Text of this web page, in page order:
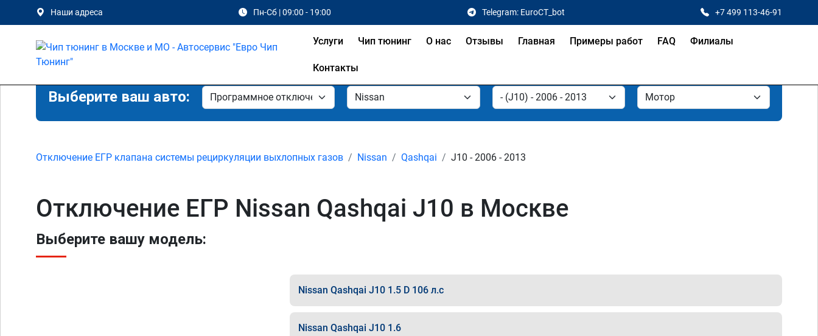
Наши адреса Пн-Сб | 09:00 - 19:00 Telegram: EuroCT_bot +7 499 113-46-91
Услуги Чип тюнинг О нас Отзывы Главная Примеры работ FAQ Филиалы
Контакты
Выберите ваш авто:
Отключение ЕГР клапана системы рециркуляции выхлопных газов Nissan Qashqai J10 - 2006 - 2013
Отключение ЕГР Nissan Qashqai J10 в Москве
Выберите вашу модель:
Nissan Qashqai J10 1.5 D 106 л.с
Nissan Qashqai J10 1.6